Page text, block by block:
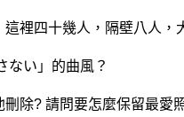
裡四十幾人，隔壁八人，
ない」的曲風？
除? 請問要怎麼保留最愛